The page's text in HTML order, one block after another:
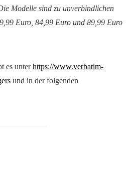
Modelle sind zu unverbindlichen
Euro, 84,99 Euro und 89,99 Euro
es unterhttps://www.verbatim-
und in der folgenden